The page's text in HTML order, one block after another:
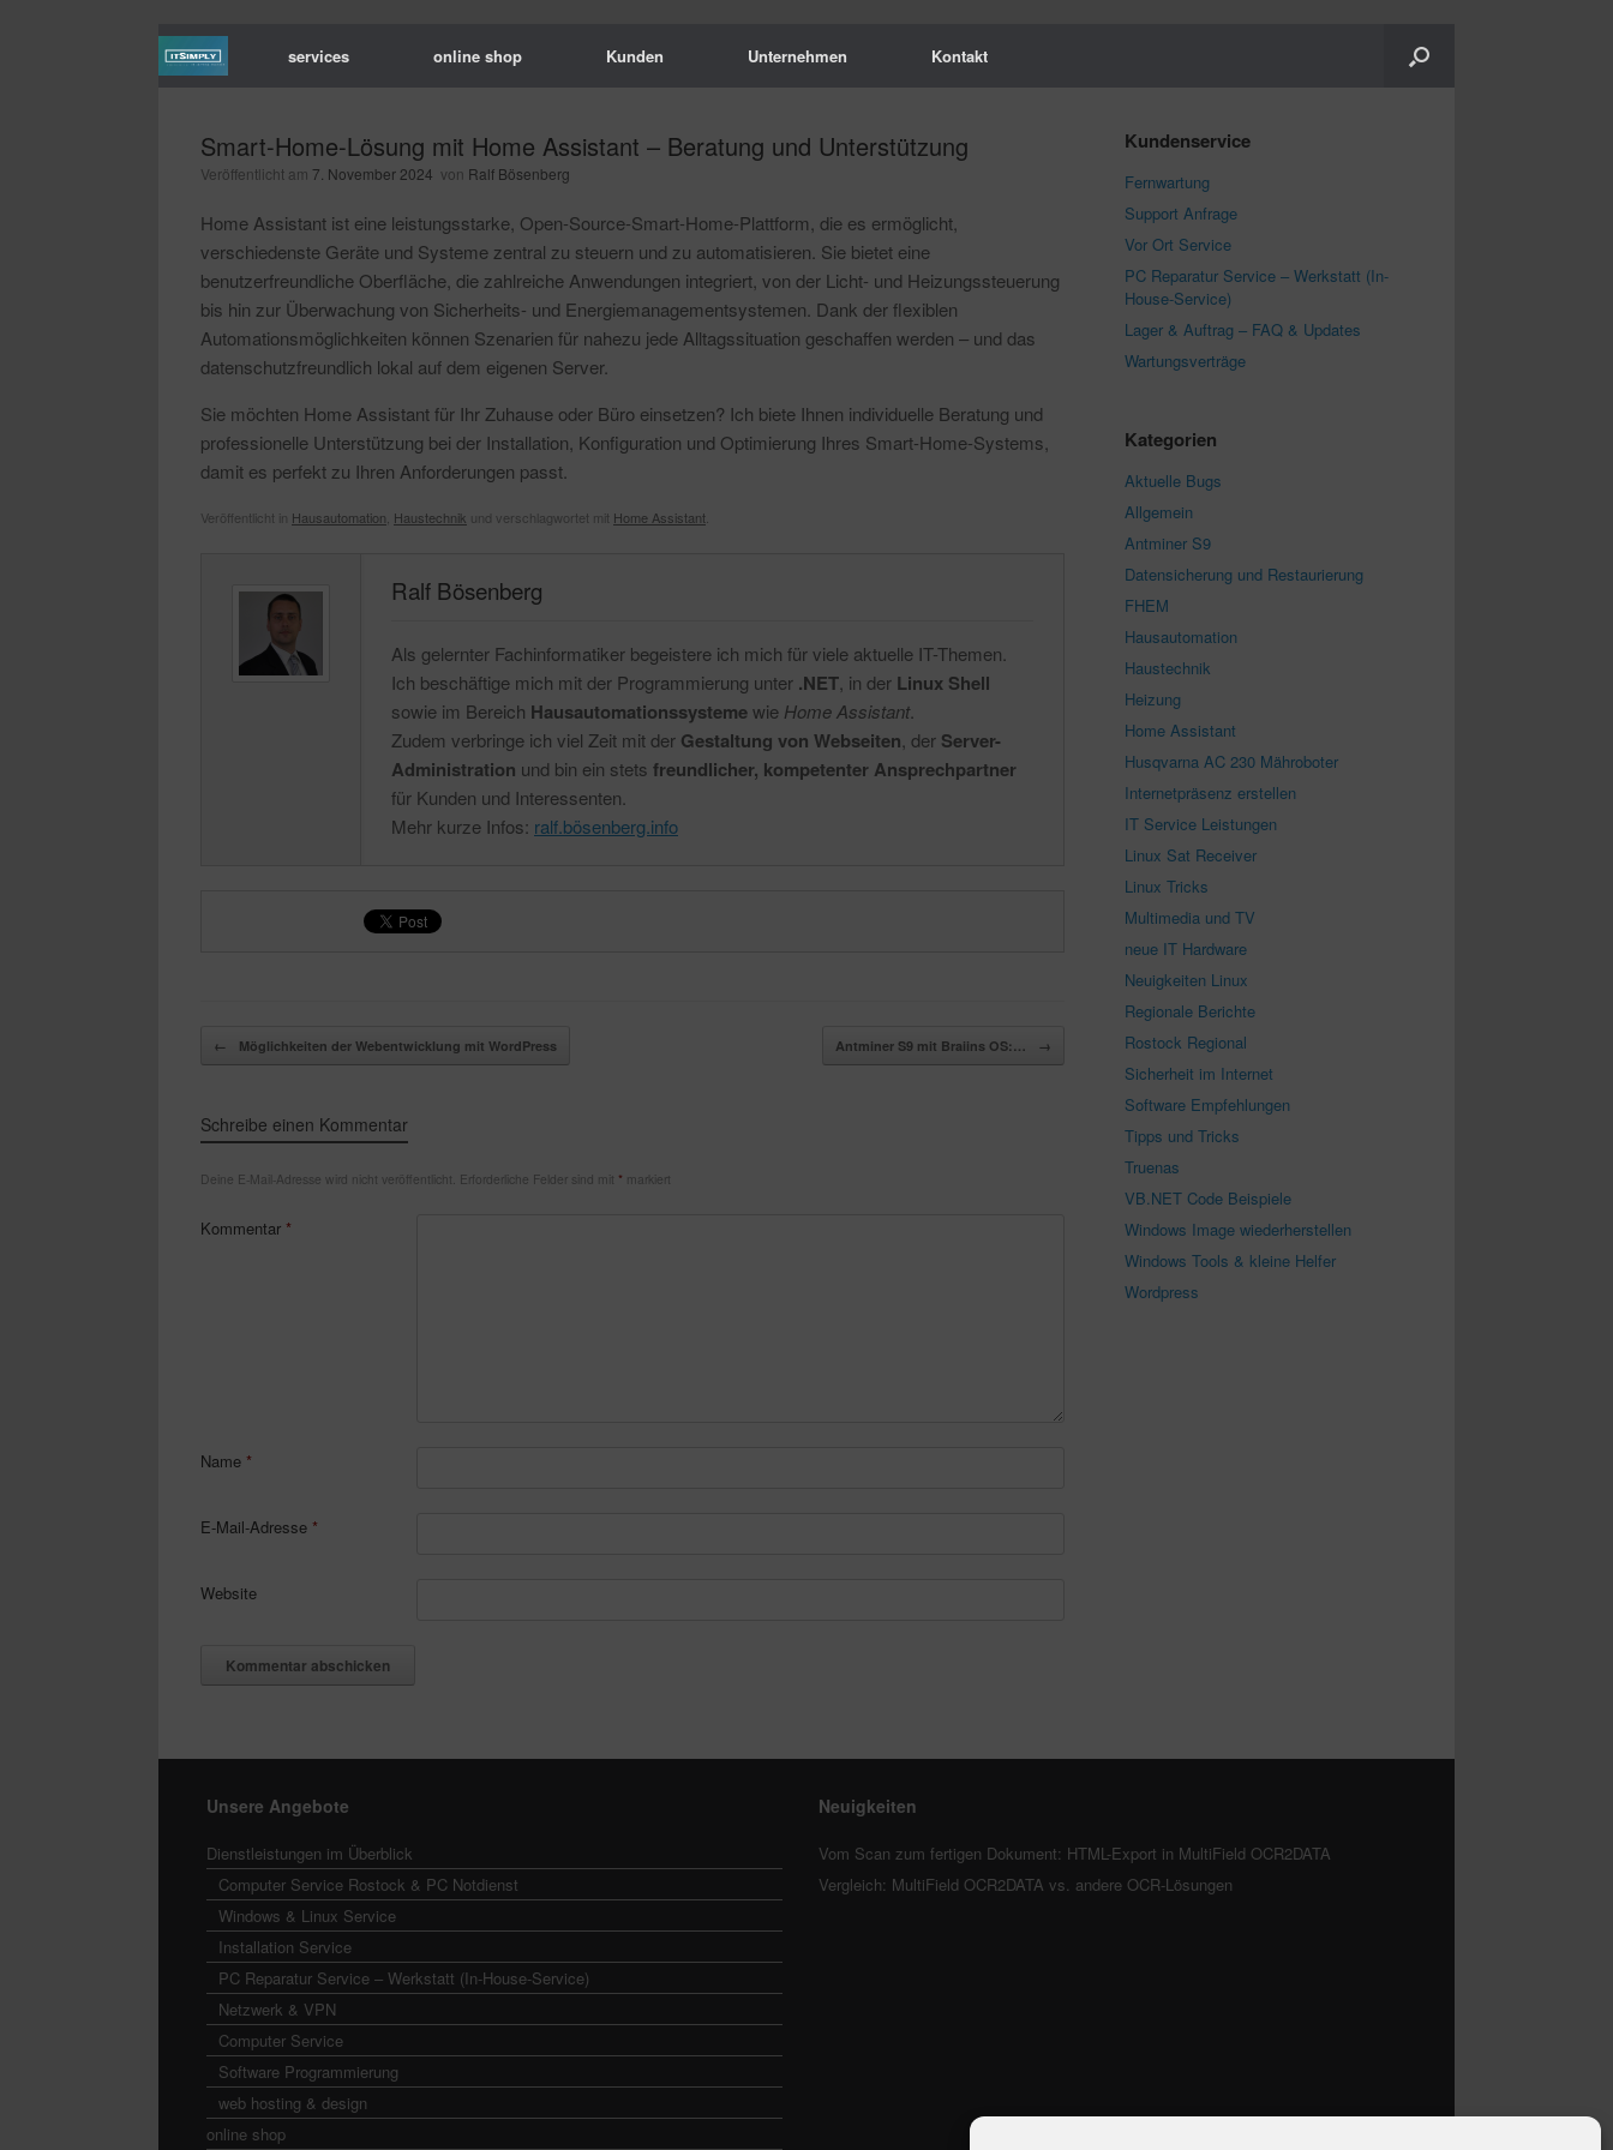
services online shop Kunden Unternehmen Kontakt
Smart-Home-Lösung mit Home Assistant – Beratung und Unterstützung
Veröffentlicht am 7. November 2024 von Ralf Bösenberg
Home Assistant ist eine leistungsstarke, Open-Source-Smart-Home-Plattform, die es ermöglicht,
verschiedenste Geräte und Systeme zentral zu steuern und zu automatisieren. Sie bietet eine
benutzerfreundliche Oberfläche, die zahlreiche Anwendungen integriert, von der Licht- und Heizungssteuerung
bis hin zur Überwachung von Sicherheits- und Energiemanagementsystemen. Dank der flexiblen
Automationsmöglichkeiten können Szenarien für nahezu jede Alltagssituation geschaffen werden – und das
datenschutzfreundlich lokal auf dem eigenen Server.
Sie möchten Home Assistant für Ihr Zuhause oder Büro einsetzen? Ich biete Ihnen individuelle Beratung und
professionelle Unterstützung bei der Installation, Konfiguration und Optimierung Ihres Smart-Home-Systems,
damit es perfekt zu Ihren Anforderungen passt.
Veröffentlicht in Hausautomation Haustechnik und verschlagwortet mit Home Assistant
Ralf Bösenberg
Als gelernter Fachinformatiker begeistere ich mich für viele aktuelle IT-Themen.
Ich beschäftige mich mit der Programmierung unter .NET , in der Linux Shell
sowie im Bereich Hausautomationssystemewie Home Assistant.
Zudem verbringe ich viel Zeit mit der Gestaltung von Webseiten , der Server-
Administration und bin ein stets freundlicher, kompetenter Ansprechpartner
für Kunden und Interessenten.
Mehr kurze Infos: ralf.bösenberg.info
Beitragsnavigation
← Möglichkeiten der Webentwicklung mit WordPress Antminer S9 mit Braiins OS:… →
Schreibe einen Kommentar
Deine E-Mail-Adresse wird nicht veröffentlicht. Erforderliche Felder sind mit * markiert
Kommentar *
Name *
E-Mail-Adresse *
Website
Kundenservice
Fernwartung
Support Anfrage
Vor Ort Service
PC Reparatur Service – Werkstatt (In-
House-Service)
Lager & Auftrag – FAQ & Updates
Wartungsverträge
Kategorien
Aktuelle Bugs
Allgemein
Antminer S9
Datensicherung und Restaurierung
FHEM
Hausautomation
Haustechnik
Heizung
Home Assistant
Husqvarna AC 230 Mähroboter
Internetpräsenz erstellen
IT Service Leistungen
Linux Sat Receiver
Linux Tricks
Multimedia und TV
neue IT Hardware
Neuigkeiten Linux
Regionale Berichte
Rostock Regional
Sicherheit im Internet
Software Empfehlungen
Tipps und Tricks
Truenas
VB.NET Code Beispiele
Windows Image wiederherstellen
Windows Tools & kleine Helfer
Wordpress
Unsere Angebote
Dienstleistungen im Überblick
Computer Service Rostock & PC Notdienst
Windows & Linux Service
Installation Service
PC Reparatur Service – Werkstatt (In-House-Service)
Netzwerk & VPN
Computer Service
Software Programmierung
web hosting & design
online shop
Neuigkeiten
Vom Scan zum fertigen Dokument: HTML-Export in MultiField OCR2DATA
Vergleich: MultiField OCR2DATA vs. andere OCR-Lösungen